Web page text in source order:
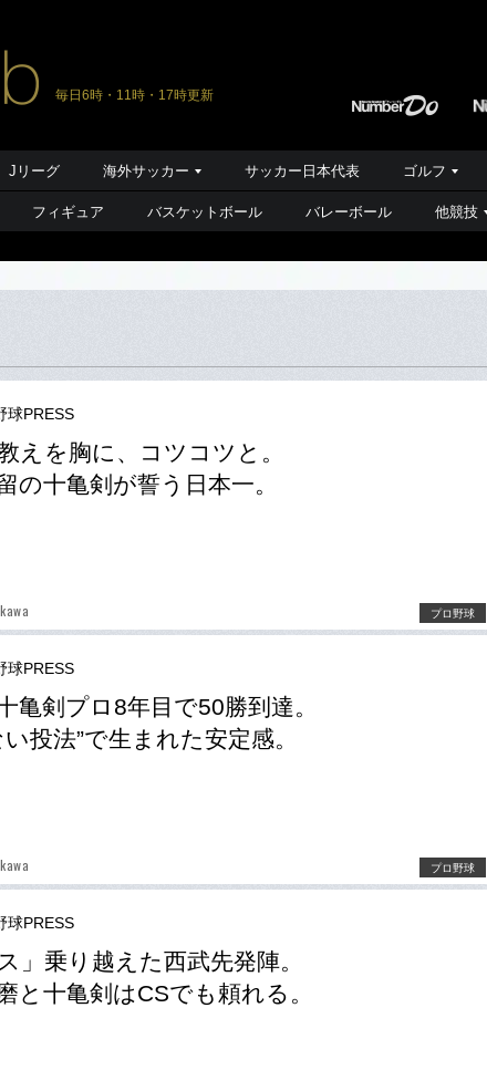
毎日6時・11時・17時更新
Jリーグ 海外サッカー サッカー日本代表 ゴルフ
フィギュア バスケットボール バレーボール 他競技
球PRESS
えを胸に、コツコツと。
の十亀剣が誓う日本一。
プロ野球
球PRESS
亀剣プロ8年目で50勝到達。
投法”で生まれた安定感。
プロ野球
球PRESS
」乗り越えた西武先発陣。
と十亀剣はCSでも頼れる。